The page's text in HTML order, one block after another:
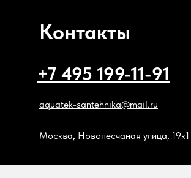
Контакты
aquatek-santehnika@mail.ru
Москва, Новопесчаная улица, 19к1
+7 495 199-11-91